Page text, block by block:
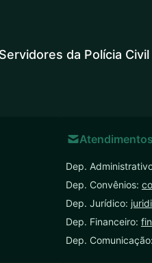
da Polícia
Dep.
Dep. Convênios:
Dep. Jurídico:
Dep. Financeiro:
Dep. Comunicação: